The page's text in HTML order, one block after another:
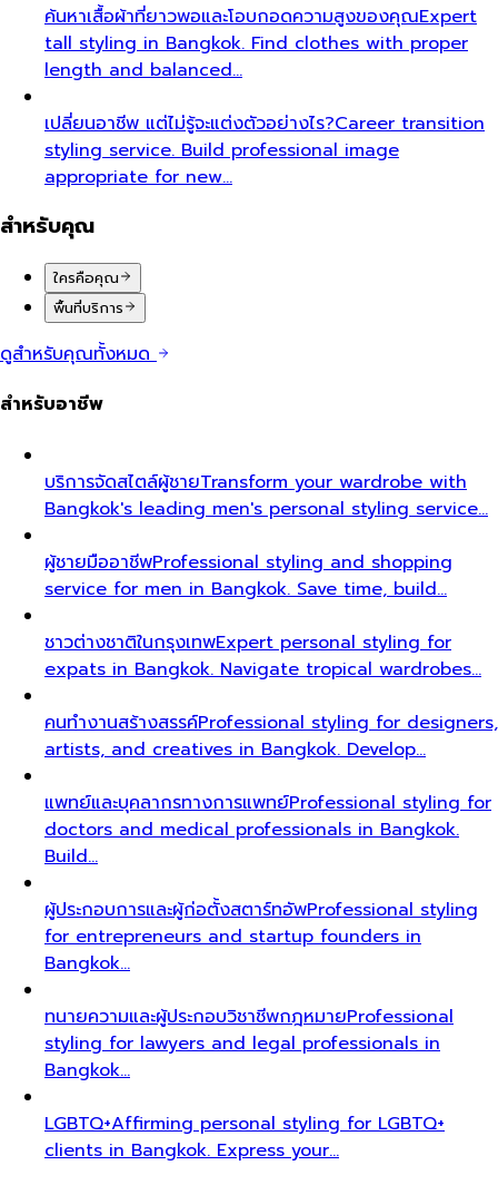
ค้นหาเสื้อผ้าที่ยาวพอและโอบกอดความสูงของคุณExpert
tall styling in Bangkok. Find clothes with proper
length and balanced…
เปลี่ยนอาชีพ แต่ไม่รู้จะแต่งตัวอย่างไร?Career transition
styling service. Build professional image
appropriate for new…
สำหรับคุณ
ใครคือคุณ
พื้นที่บริการ
ดูสำหรับคุณทั้งหมด
สำหรับอาชีพ
บริการจัดสไตล์ผู้ชายTransform your wardrobe with
Bangkok's leading men's personal styling service…
ผู้ชายมืออาชีพProfessional styling and shopping
service for men in Bangkok. Save time, build…
ชาวต่างชาติในกรุงเทพExpert personal styling for
expats in Bangkok. Navigate tropical wardrobes…
คนทำงานสร้างสรรค์Professional styling for designers,
artists, and creatives in Bangkok. Develop…
แพทย์และบุคลากรทางการแพทย์Professional styling for
doctors and medical professionals in Bangkok.
Build…
ผู้ประกอบการและผู้ก่อตั้งสตาร์ทอัพProfessional styling
for entrepreneurs and startup founders in
Bangkok…
ทนายความและผู้ประกอบวิชาชีพกฎหมายProfessional
styling for lawyers and legal professionals in
Bangkok…
LGBTQ+Affirming personal styling for LGBTQ+
clients in Bangkok. Express your…